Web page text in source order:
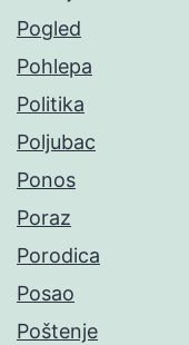
Pogled
Pohlepa
Politika
Poljubac
Ponos
Poraz
Porodica
Posao
Poštenje